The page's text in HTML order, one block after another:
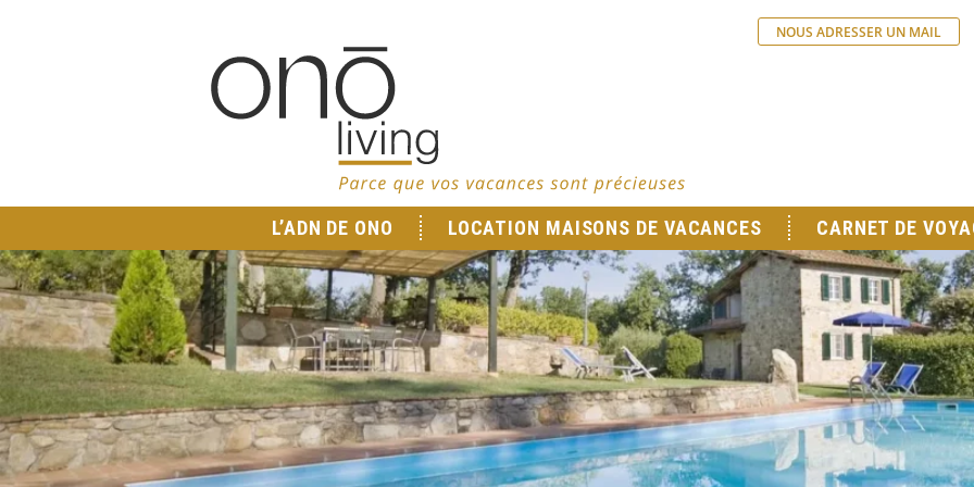
NOUS ADRESSER UN MAIL
L’ADN DE ONO LOCATION MAISONS DE VACANCES CARNET DE